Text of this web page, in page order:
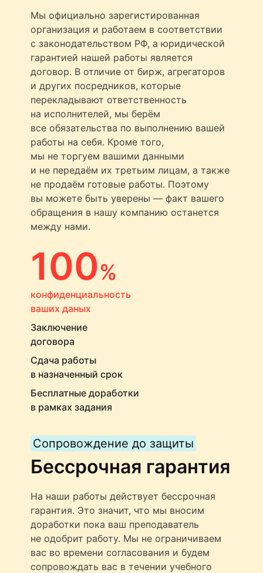
Мы официально зарегистированная
организация и работаем в соответствии
с законодательством РФ, а юридической
гарантией нашей работы является
договор. В отличие от бирж, агрегаторов
и других посредников, которые
перекладывают ответственность
на исполнителей, мы берём
все обязательства по выполнению вашей
работы на себя. Кроме того,
мы не торгуем вашими данными
и не передаём их третьим лицам, а также
не продаём готовые работы. Поэтому
вы можете быть уверены — факт вашего
обращения в нашу компанию останется
между нами.
100%
конфиденциальность
ваших даных
Заключение
договора
Сдача работы
в назначенный срок
Бесплатные доработки
в рамках задания
Сопровождение до защиты
Бессрочная гарантия
На наши работы действует бессрочная
гарантия. Это значит, что мы вносим
доработки пока ваш преподаватель
не одобрит работу. Мы не ограничиваем
вас во времени согласования и будем
сопровождать вас в течении учебного